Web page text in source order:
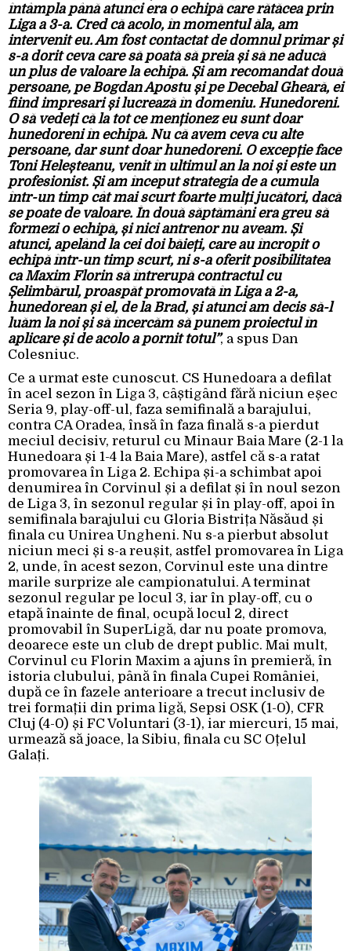
întâmpla până atunci era o echipă care rătăcea prin
Liga a 3-a. Cred că acolo, în momentul ăla, am
intervenit eu. Am fost contactat de domnul primar și
s-a dorit ceva care să poată să preia și să ne aducă
un plus de valoare la echipă. Și am recomandat două
persoane, pe Bogdan Apostu și pe Decebal Gheară, ei
fiind impresari și lucrează în domeniu. Hunedoreni.
O să vedeți că la tot ce menționez eu sunt doar
hunedoreni în echipă. Nu că avem ceva cu alte
persoane, dar sunt doar hunedoreni. O excepție face
Toni Heleșteanu, venit în ultimul an la noi și este un
profesionist. Și am început strategia de a cumula
într-un timp cât mai scurt foarte mulți jucători, dacă
se poate de valoare. În două săptămâni era greu să
formezi o echipă, și nici antrenor nu aveam. Și
atunci, apelând la cei doi băieți, care au încropit o
echipă într-un timp scurt, ni s-a oferit posibilitatea
ca Maxim Florin să întrerupă contractul cu
Șelimbărul, proaspăt promovată în Liga a 2-a,
hunedorean și el, de la Brad, și atunci am decis să-l
luăm la noi și să încercăm să punem proiectul în
aplicare și de acolo a pornit totul”, a spus Dan
Colesniuc.
Ce a urmat este cunoscut. CS Hunedoara a defilat
în acel sezon în Liga 3, câștigând fără niciun eșec
Seria 9, play-off-ul, faza semifinală a barajului,
contra CA Oradea, însă în faza finală s-a pierdut
meciul decisiv, returul cu Minaur Baia Mare (2-1 la
Hunedoara și 1-4 la Baia Mare), astfel că s-a ratat
promovarea în Liga 2. Echipa și-a schimbat apoi
denumirea în Corvinul și a defilat și în noul sezon
de Liga 3, în sezonul regular și în play-off, apoi în
semifinala barajului cu Gloria Bistrița Năsăud și
finala cu Unirea Ungheni. Nu s-a pierbut absolut
niciun meci și s-a reușit, astfel promovarea în Liga
2, unde, în acest sezon, Corvinul este una dintre
marile surprize ale campionatului. A terminat
sezonul regular pe locul 3, iar în play-off, cu o
etapă înainte de final, ocupă locul 2, direct
promovabil în SuperLigă, dar nu poate promova,
deoarece este un club de drept public. Mai mult,
Corvinul cu Florin Maxim a ajuns în premieră, în
istoria clubului, până în finala Cupei României,
după ce în fazele anterioare a trecut inclusiv de
trei formații din prima ligă, Sepsi OSK (1-0), CFR
Cluj (4-0) și FC Voluntari (3-1), iar miercuri, 15 mai,
urmează să joace, la Sibiu, finala cu SC Oțelul
Galați.